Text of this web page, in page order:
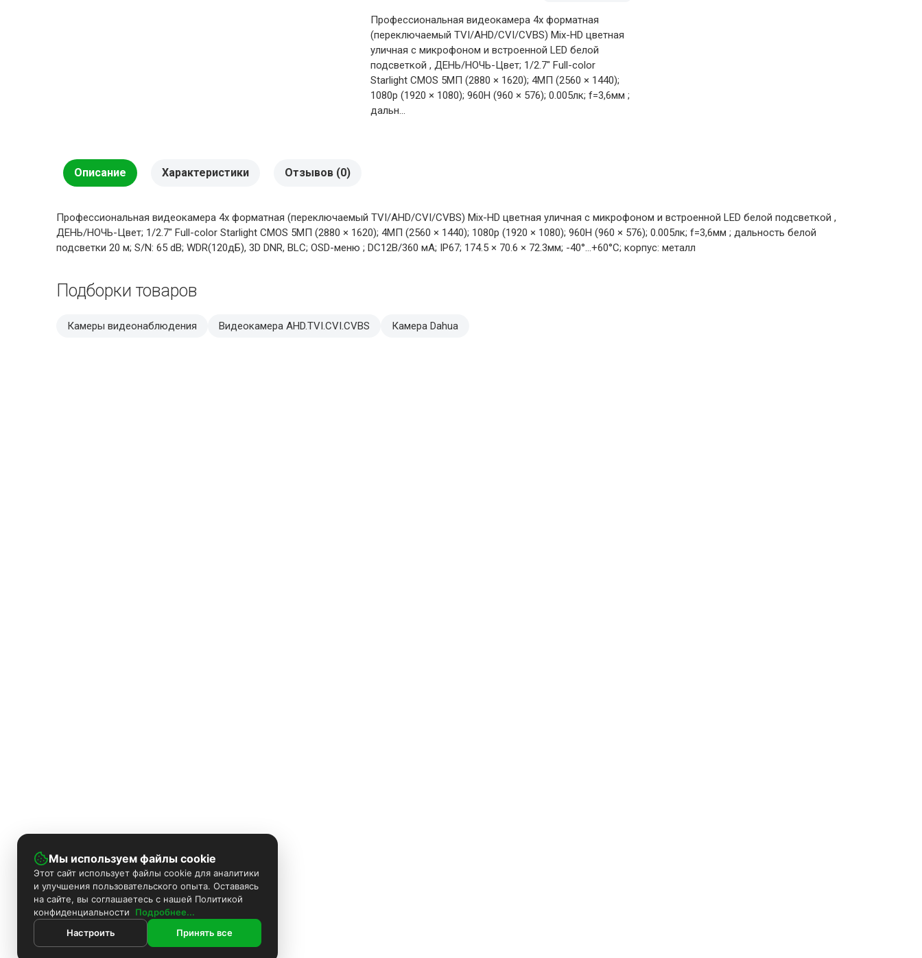
Профессиональная видеокамера 4х форматная
(переключаемый TVI/AHD/CVI/CVBS) Mix-HD цветная
уличная с микрофоном и встроенной LED белой
подсветкой , ДЕНЬ/НОЧЬ-Цвет; 1/2.7" Full-color
Starlight CMOS 5MП (2880 × 1620); 4MП (2560 × 1440);
1080p (1920 × 1080); 960H (960 × 576); 0.005лк; f=3,6мм ;
дальн...
Описание Характеристики Отзывов (0)
Профессиональная видеокамера 4х форматная (переключаемый TVI/AHD/CVI/CVBS) Mix-HD цветная уличная с микрофоном и встроенной LED белой подсветкой ,
ДЕНЬ/НОЧЬ-Цвет; 1/2.7" Full-color Starlight CMOS 5MП (2880 × 1620); 4MП (2560 × 1440); 1080p (1920 × 1080); 960H (960 × 576); 0.005лк; f=3,6мм ; дальность белой
подсветки 20 м; S/N: 65 dB; WDR(120дБ), 3D DNR, BLC; OSD-меню ; DC12В/360 мА; IP67; 174.5 × 70.6 × 72.3мм; -40°…+60°C; корпус: металл
Подборки товаров
Камеры видеонаблюдения Видеокамера AHD.TVI.CVI.CVBS Камера Dahua
Мы используем файлы cookie
Этот сайт использует файлы cookie для аналитики
и улучшения пользовательского опыта. Оставаясь
на сайте, вы соглашаетесь с нашей Политикой
конфиденциальности
Подробнее...
Настроить
Принять все